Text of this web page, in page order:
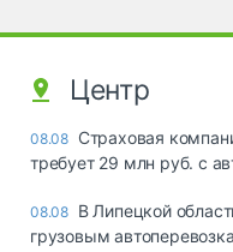
Центр
08.08 Страховая
требует 29 млн руб. с
08.08 В Липецкой
грузовым